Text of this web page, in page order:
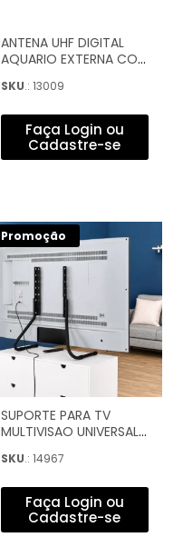
ANTENA UHF DIGITAL
AQUARIO EXTERNA COM
DTV-1500
SKU.: 13009
Faça Login ou
Cadastre-se
Promoção
SUPORTE PARA TV
MULTIVISAO UNIVERSAL
- STAND200-PR
SKU.: 14967
Faça Login ou
Cadastre-se